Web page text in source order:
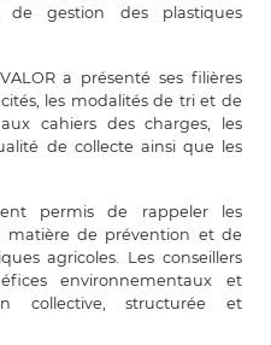
de gestion des plastiques
a présenté ses filières
les modalités de tri et de
cahiers des charges, les
de collecte ainsi que les
permis de rappeler les
matière de prévention et de
agricoles. Les conseillers
environnementaux et
collective, structurée et